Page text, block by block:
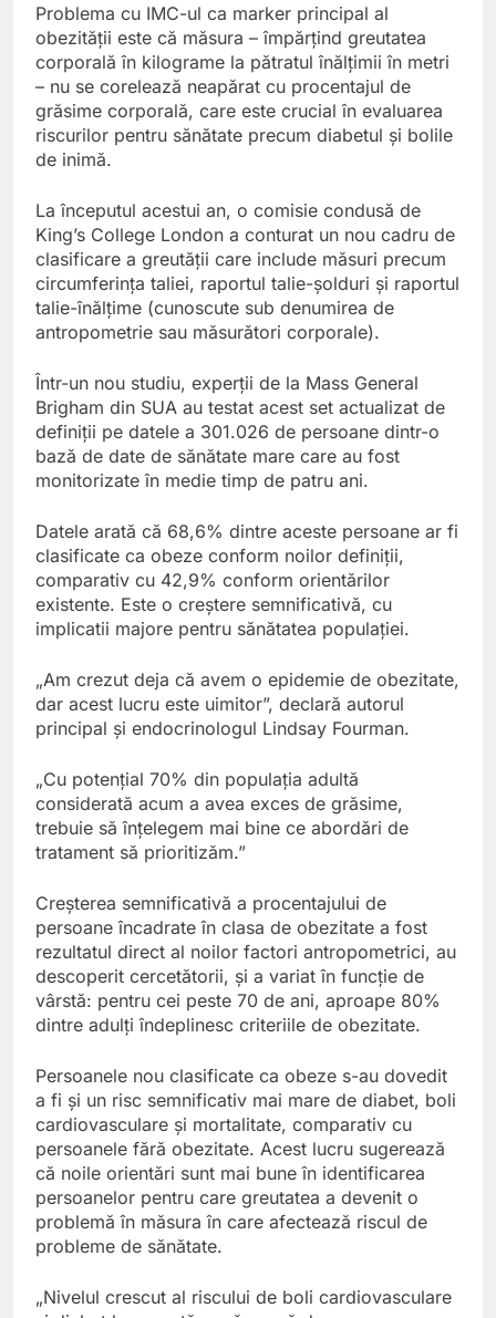
Problema cu IMC-ul ca marker principal al
obezității este că măsura – împărțind greutatea
corporală în kilograme la pătratul înălțimii în metri
– nu se corelează neapărat cu procentajul de
grăsime corporală, care este crucial în evaluarea
riscurilor pentru sănătate precum diabetul și bolile
de inimă.
La începutul acestui an, o comisie condusă de
King’s College London a conturat un nou cadru de
clasificare a greutății care include măsuri precum
circumferința taliei, raportul talie-șolduri și raportul
talie-înălțime (cunoscute sub denumirea de
antropometrie sau măsurători corporale).
Într-un nou studiu, experții de la Mass General
Brigham din SUA au testat acest set actualizat de
definiții pe datele a 301.026 de persoane dintr-o
bază de date de sănătate mare care au fost
monitorizate în medie timp de patru ani.
Datele arată că 68,6% dintre aceste persoane ar fi
clasificate ca obeze conform noilor definiții,
comparativ cu 42,9% conform orientărilor
existente. Este o creștere semnificativă, cu
implicatii majore pentru sănătatea populației.
„Am crezut deja că avem o epidemie de obezitate,
dar acest lucru este uimitor”, declară autorul
principal și endocrinologul Lindsay Fourman.
„Cu potențial 70% din populația adultă
considerată acum a avea exces de grăsime,
trebuie să înțelegem mai bine ce abordări de
tratament să prioritizăm.”
Creșterea semnificativă a procentajului de
persoane încadrate în clasa de obezitate a fost
rezultatul direct al noilor factori antropometrici, au
descoperit cercetătorii, și a variat în funcție de
vârstă: pentru cei peste 70 de ani, aproape 80%
dintre adulți îndeplinesc criteriile de obezitate.
Persoanele nou clasificate ca obeze s-au dovedit
a fi și un risc semnificativ mai mare de diabet, boli
cardiovasculare și mortalitate, comparativ cu
persoanele fără obezitate. Acest lucru sugerează
că noile orientări sunt mai bune în identificarea
persoanelor pentru care greutatea a devenit o
problemă în măsura în care afectează riscul de
probleme de sănătate.
„Nivelul crescut al riscului de boli cardiovasculare